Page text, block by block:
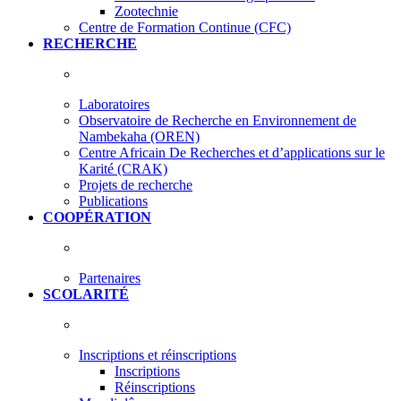
Zootechnie
Centre de Formation Continue (CFC)
RECHERCHE
Laboratoires
Observatoire de Recherche en Environnement de
Nambekaha (OREN)
Centre Africain De Recherches et d’applications sur le
Karité (CRAK)
Projets de recherche
Publications
COOPÉRATION
Partenaires
SCOLARITÉ
Inscriptions et réinscriptions
Inscriptions
Réinscriptions